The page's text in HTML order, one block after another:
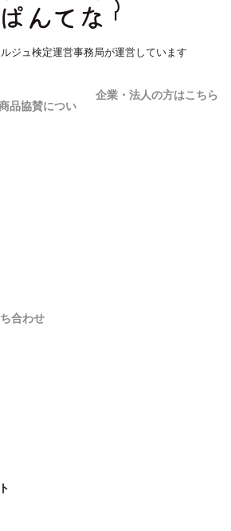
ジュ検定運営事務局が運営しています
企業・法人の方はこちら
品協賛につい
合わせ